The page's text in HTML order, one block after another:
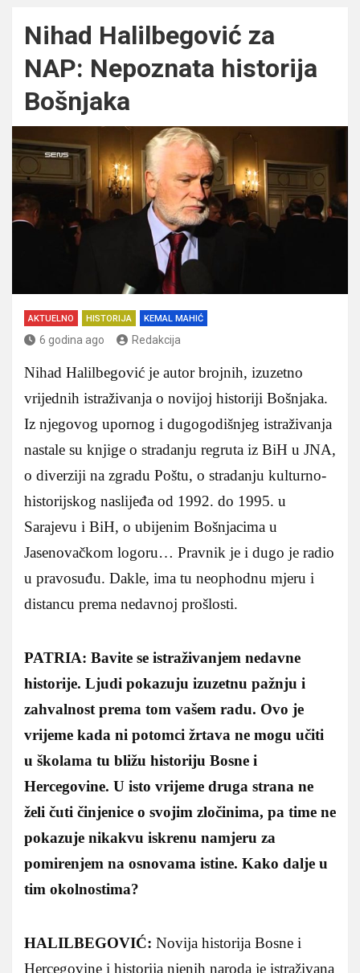
Nihad Halilbegović za
NAP: Nepoznata historija
Bošnjaka
AKTUELNO HISTORIJA KEMAL MAHIĆ
6 godina ago Redakcija
Nihad Halilbegović je autor brojnih, izuzetno
vrijednih istraživanja o novijoj historiji Bošnjaka.
Iz njegovog upornog i dugogodišnjeg istraživanja
nastale su knjige o stradanju regruta iz BiH u JNA,
o diverziji na zgradu Poštu, o stradanju kulturno-
historijskog naslijeđa od 1992. do 1995. u
Sarajevu i BiH, o ubijenim Bošnjacima u
Jasenovačkom logoru… Pravnik je i dugo je radio
u pravosuđu. Dakle, ima tu neophodnu mjeru i
distancu prema nedavnoj prošlosti.
PATRIA: Bavite se istraživanjem nedavne
historije. Ljudi pokazuju izuzetnu pažnju i
zahvalnost prema tom vašem radu. Ovo je
vrijeme kada ni potomci žrtava ne mogu učiti
u školama tu bližu historiju Bosne i
Hercegovine. U isto vrijeme druga strana ne
želi čuti činjenice o svojim zločinima, pa time ne
pokazuje nikakvu iskrenu namjeru za
pomirenjem na osnovama istine. Kako dalje u
tim okolnostima?
HALILBEGOVIĆ: Novija historija Bosne i
Hercegovine i historija njenih naroda je istraživana